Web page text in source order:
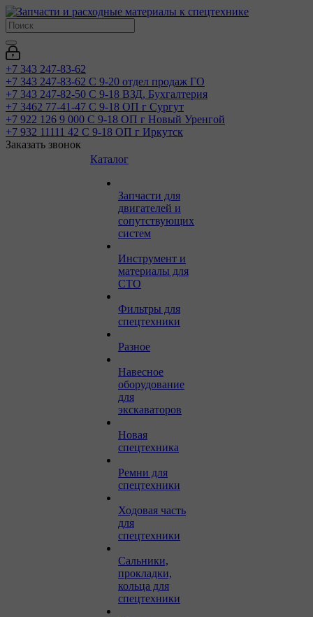
+7 343 247-83-62
+7 343 247-83-62 С 9-20 отдел продаж ГО
+7 343 247-82-50 С 9-18 ВЗД, Бухгалтерия
+7 3462 77-41-47 С 9-18 ОП г Сургут
+7 922 126 9 000 С 9-18 ОП г Новый Уренгой
+7 932 11111 42 С 9-18 ОП г Иркутск
Заказать звонок
Каталог
Запчасти для
двигателей и
сопутствующих
систем
Инструмент и
материалы для
СТО
Фильтры для
спецтехники
Разное
Навесное
оборудование
для
экскаваторов
Новая
спецтехника
Ремни для
спецтехники
Ходовая часть
для
спецтехники
Сальники,
прокладки,
кольца для
спецтехники